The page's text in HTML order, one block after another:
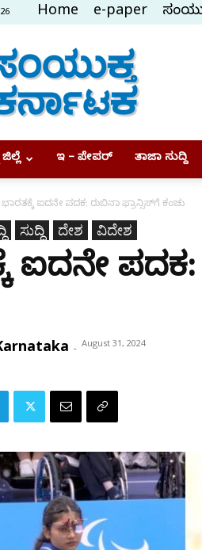
Home e-paper
Samyukta
Karnataka
ಇ – ಪೇಪರ್ ತಾಜಾ ಸುದ್ದಿ
ಭಾರತಕ್ಕೆ ಐದನೇ ಪದಕ: ರುಬಿನಾ ಫ್ರಾನ್ಸಿಸ್‌ಗೆ ಕಂಚು
ಸುದ್ದಿ ದೇಶ ವಿದೇಶ
ಐದನೇ ಪದಕ:
- August 31, 2024